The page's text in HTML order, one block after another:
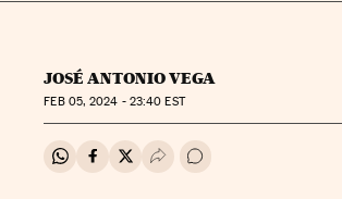
JOSÉ ANTONIO VEGA
FEB05, 2024 - 23:40 EST
Compartir en Whatsapp
Compartir en Facebook
Compartir en Twitter
Desplegar Redes Sociales
Ir a los comentarios